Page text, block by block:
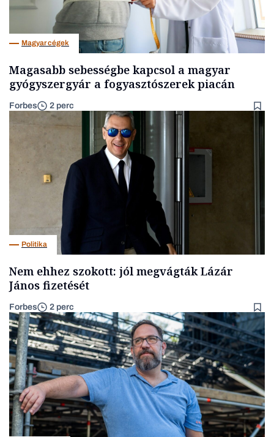
Magyar cégek
Magasabb sebességbe kapcsol a magyar
gyógyszergyár a fogyasztószerek piacán
Forbes 2 perc
Politika
Nem ehhez szokott: jól megvágták Lázár
János fizetését
Forbes 2 perc